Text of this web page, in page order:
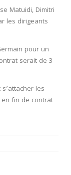
Matuidi, Dimitri
les dirigeants
pour un
serait de 3
les
en fin de contrat